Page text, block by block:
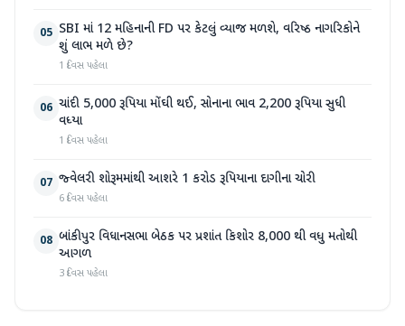
05 SBI માં 12 મહિનાની FD પર કેટલું વ્યાજ મળશે, વરિષ્ઠ નાગરિકોને
શું લાભ મળે છે?
1 દિવસ પહેલા
06 ચાંદી 5,000 રૂપિયા મોંઘી થઈ, સોનાના ભાવ 2,200 રૂપિયા સુધી
વધ્યા
1 દિવસ પહેલા
07 જ્વેલરી શોરૂમમાંથી આશરે 1 કરોડ રૂપિયાના દાગીના ચોરી
6 દિવસ પહેલા
08 બાંકીપુર વિધાનસભા બેઠક પર પ્રશાંત કિશોર 8,000 થી વધુ મતોથી
આગળ
3 દિવસ પહેલા